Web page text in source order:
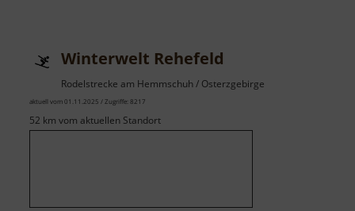
Winterwelt Rehefeld
Rodelstrecke am Hemmschuh / Osterzgebirge
aktuell vom 01.11.2025 / Zugriffe: 8217
52 km vom aktuellen Standort